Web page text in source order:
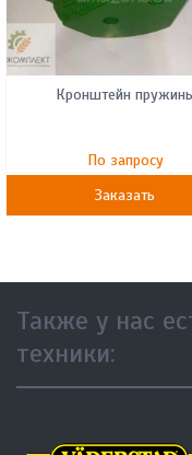
Кронштейн
По запросу
Заказать
Также у нас
техники: